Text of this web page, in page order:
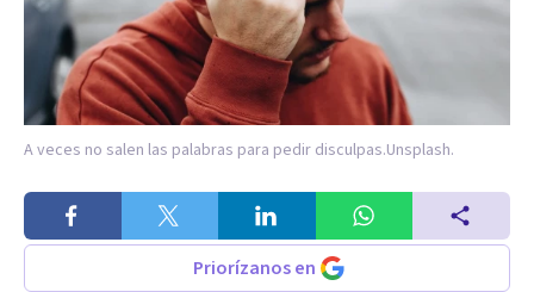
A veces no salen las palabras para pedir disculpas.Unsplash.
Priorízanos en